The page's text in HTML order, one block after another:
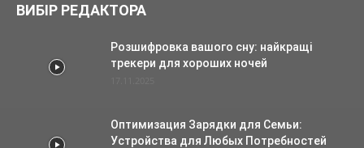
ВИБІР РЕДАКТОРА
Розшифровка вашого сну: найкращі
трекери для хороших ночей
Оптимизация Зарядки для Семьи:
Устройства для Любых Потребностей